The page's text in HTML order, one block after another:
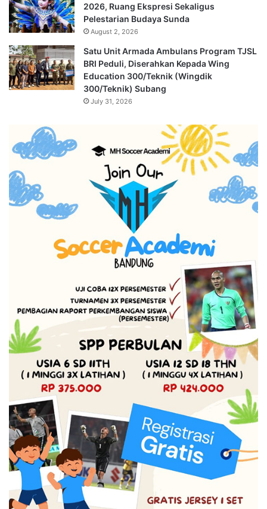
2026, Ruang Ekspresi Sekaligus
Pelestarian Budaya Sunda
August 2, 2026
Satu Unit Armada Ambulans Program TJSL
BRI Peduli, Diserahkan Kepada Wing
Education 300/Teknik (Wingdik
300/Teknik) Subang
July 31, 2026